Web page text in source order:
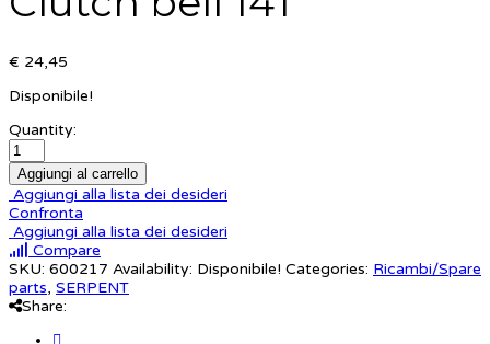
€ 24,45
Disponibile!
Quantity:
Aggiungi al carrello
Aggiungi alla lista dei desideri
Confronta
Aggiungi alla lista dei desideri
Compare
SKU: 600217 Availability: Disponibile! Categories: Ricambi/Spare
parts, SERPENT
Share: